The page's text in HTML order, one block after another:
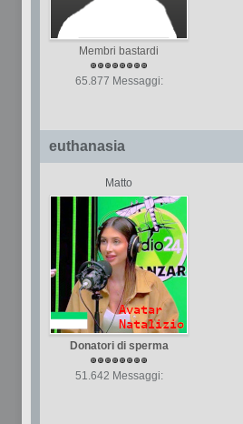
Membri bastardi
65.877 Messaggi:
euthanasia
Matto
Donatori di sperma
51.642 Messaggi: